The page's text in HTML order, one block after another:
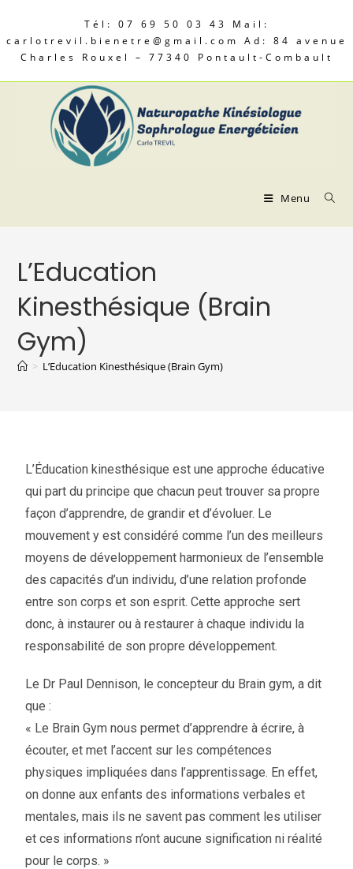
Tél: 07 69 50 03 43 Mail:
carlotrevil.bienetre@gmail.com Ad: 84 avenue
Charles Rouxel – 77340 Pontault-Combault
Menu
L’Education
Kinesthésique (Brain
Gym)
> L’Education Kinesthésique (Brain Gym)
L’Éducation kinesthésique est une approche éducative
qui part du principe que chacun peut trouver sa propre
façon d’apprendre, de grandir et d’évoluer. Le
mouvement y est considéré comme l’un des meilleurs
moyens de développement harmonieux de l’ensemble
des capacités d’un individu, d’une relation profonde
entre son corps et son esprit. Cette approche sert
donc, à instaurer ou à restaurer à chaque individu la
responsabilité de son propre développement.
Le Dr Paul Dennison, le concepteur du Brain gym, a dit
que :
« Le Brain Gym nous permet d’apprendre à écrire, à
écouter, et met l’accent sur les compétences
physiques impliquées dans l’apprentissage. En effet,
on donne aux enfants des informations verbales et
mentales, mais ils ne savent pas comment les utiliser
et ces informations n’ont aucune signification ni réalité
pour le corps. »